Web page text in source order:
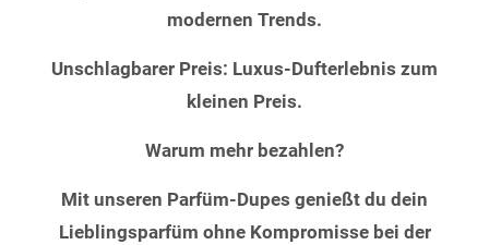
modernen Trends.
Unschlagbarer Preis: Luxus-Dufterlebnis zum
kleinen Preis.
Warum mehr bezahlen?
Mit unseren Parfüm-Dupes genießt du dein
Lieblingsparfüm ohne Kompromisse bei der